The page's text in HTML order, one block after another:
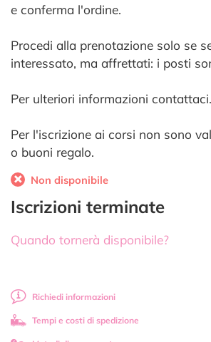
e conferma l'ordine.
Procedi alla prenotazione solo se
interessato, ma affrettati: i posti
Per ulteriori informazioni contattaci.
Per l'iscrizione ai corsi non sono
o buoni regalo.
Non disponibile
Iscrizioni terminate
Quando tornerà disponibile?
Richiedi informazioni
Tempi e costi di spedizione